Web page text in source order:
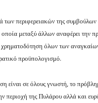
περιφερειακών της
μεταξύ άλλων αναφέρει την
όλων των
προϋπολογισμό.
είναι σε όλους γνωστή, το
περιοχή της Πυλάρου αλλά και